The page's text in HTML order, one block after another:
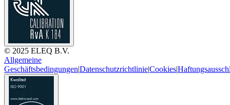
© 2025 ELEQ B.V.
Allgemeine
Geschäftsbedingungen|Datenschutzrichtlinie|Cookies|